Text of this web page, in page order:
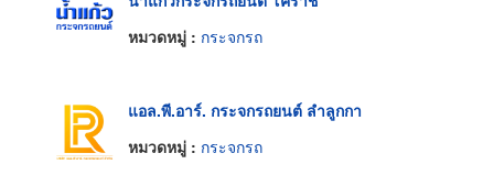
หมวดหมู่ : กระจกรถ
แอล.พี.อาร์. กระจกรถยนต์ ลำลูกกา
หมวดหมู่ : กระจกรถ